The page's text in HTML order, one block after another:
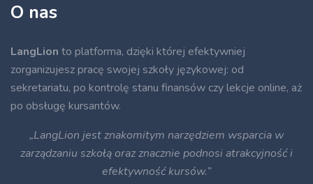
O nas
LangLion to platforma, dzięki której efektywniej
zorganizujesz pracę swojej szkoły językowej: od
sekretariatu, po kontrolę stanu finansów czy lekcje online, aż
po obsługę kursantów.
„LangLion jest znakomitym narzędziem wsparcia w
zarządzaniu szkołą oraz znacznie podnosi atrakcyjność i
efektywność kursów.”